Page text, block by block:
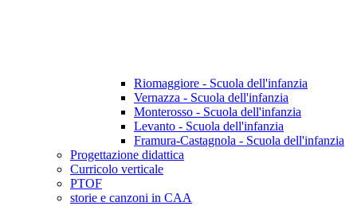
Riomaggiore - Scuola dell'infanzia
Vernazza - Scuola dell'infanzia
Monterosso - Scuola dell'infanzia
Levanto - Scuola dell'infanzia
Framura-Castagnola - Scuola dell'infanzia
Progettazione didattica
Curricolo verticale
PTOF
storie e canzoni in CAA